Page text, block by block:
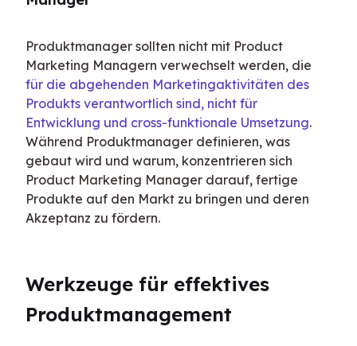
Produktmanager sollten nicht mit Product
für die abgehenden Marketingaktivitäten des
Produkts verantwortlich sind, nicht für
Entwicklung und cross-funktionale Umsetzung.
Während Produktmanager definieren, was
gebaut wird und warum, konzentrieren sich
Product Marketing Manager darauf, fertige
Produkte auf den Markt zu bringen und deren
Akzeptanz zu fördern.
Werkzeuge für effektives
Produktmanagement